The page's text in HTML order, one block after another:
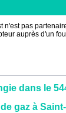
n'est pas
auprès d'un
dans le
gaz à